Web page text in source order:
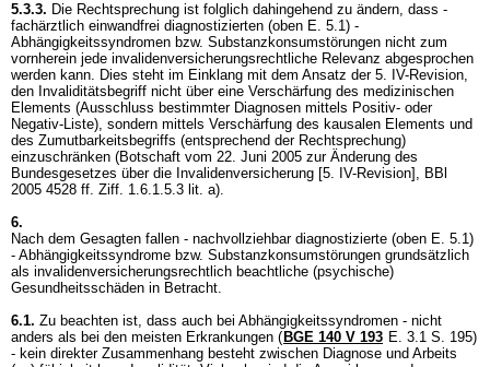
5.3.3. Die Rechtsprechung ist folglich dahingehend zu ändern, dass -
fachärztlich einwandfrei diagnostizierten (oben E. 5.1) -
Abhängigkeitssyndromen bzw. Substanzkonsumstörungen nicht zum
vornherein jede invalidenversicherungsrechtliche Relevanz abgesprochen
werden kann. Dies steht im Einklang mit dem Ansatz der 5. IV-Revision,
den Invaliditätsbegriff nicht über eine Verschärfung des medizinischen
Elements (Ausschluss bestimmter Diagnosen mittels Positiv- oder
Negativ-Liste), sondern mittels Verschärfung des kausalen Elements und
des Zumutbarkeitsbegriffs (entsprechend der Rechtsprechung)
einzuschränken (Botschaft vom 22. Juni 2005 zur Änderung des
Bundesgesetzes über die Invalidenversicherung [5. IV-Revision], BBl
2005 4528 ff. Ziff. 1.6.1.5.3 lit. a).
6.
Nach dem Gesagten fallen - nachvollziehbar diagnostizierte (oben E. 5.1)
- Abhängigkeitssyndrome bzw. Substanzkonsumstörungen grundsätzlich
als invalidenversicherungsrechtlich beachtliche (psychische)
Gesundheitsschäden in Betracht.
6.1. Zu beachten ist, dass auch bei Abhängigkeitssyndromen - nicht
anders als bei den meisten Erkrankungen ( BGE 140 V 193 E. 3.1 S. 195)
- kein direkter Zusammenhang besteht zwischen Diagnose und Arbeits